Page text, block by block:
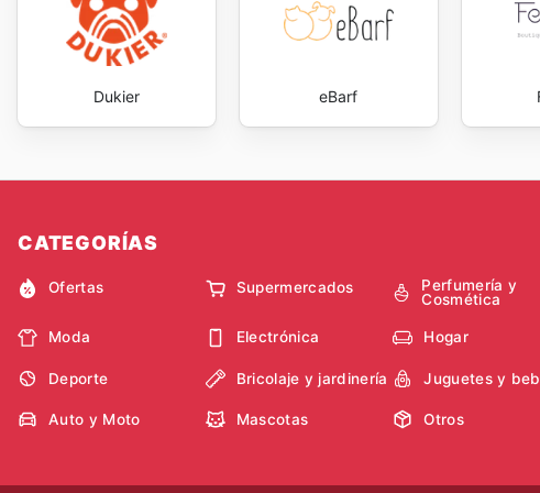
traduce en una gestión más inteligente de los gastos
La información actualizada sobre lasPienso Y Mascotas
cualquier propietario responsable. Stay up to date with
Dukier eBarf
CATEGORÍAS
Ofertas Supermercados
Perfumería y
Cosmética
Moda Electrónica Hogar
Deporte Bricolaje y jardinería Juguetes y
Auto y Moto Mascotas Otros